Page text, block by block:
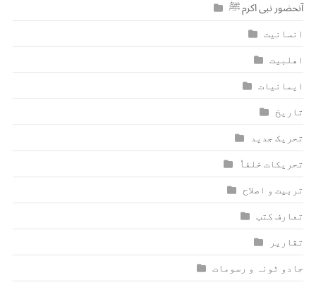
آنحضور نبی اکرم ﷺ
انسانیت
اھلبیت
ایمانیات
تاریخ
تحریک جدید
تحریکات خلفاٗ
تربیت و اصلاح
تعارف کتب
تقاریر
جادو ٹونہ و رسومات